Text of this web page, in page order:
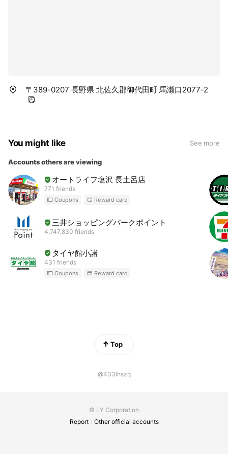
〒389-0207 長野県 北佐久郡御代田町 馬瀬口2077-2
You might like See more
Accounts others are viewing
オートライフ塩沢 長土呂店
771 friends
Coupons Reward card
三井ショッピングパークポイント
4,747,830 friends
タイヤ館小諸
431 friends
Coupons Reward card
Top
@433ihszq
© LY Corporation
Report
Other official accounts